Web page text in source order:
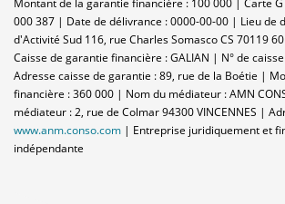
Montant de la garantie financière : 100 000 | Carte G
000 387 | Date de délivrance : 0000-00-00 | Lieu de
d'Activité Sud 116, rue Charles Somasco CS 70119
Caisse de garantie financière : GALIAN | N° de
Adresse caisse de garantie : 89, rue de la Boétie |
financière : 360 000 | Nom du médiateur : AMN
médiateur : 2, rue de Colmar 94300 VINCENNES |
www.anm.conso.com | Entreprise juridiquement et
indépendante